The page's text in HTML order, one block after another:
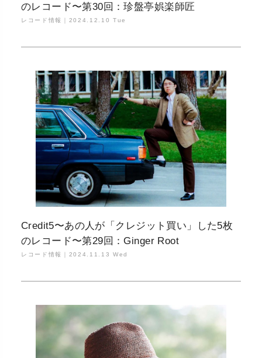
のレコード〜第30回：珍盤亭娯楽師匠
レコード情報｜ 2024.12.10 Tue
Credit5〜あの人が「クレジット買い」した5枚
のレコード〜第29回：Ginger Root
レコード情報｜ 2024.11.13 Wed